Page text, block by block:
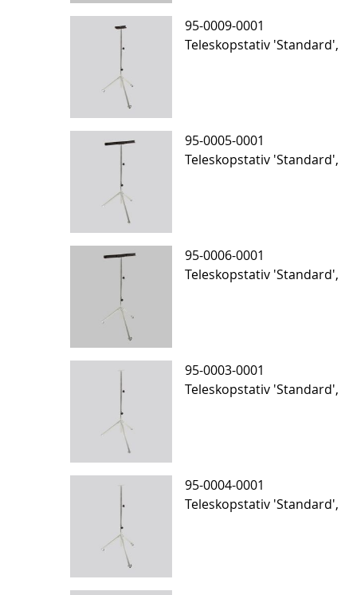
95-0009-0001
Teleskopstativ
95-0005-0001
Teleskopstativ
95-0006-0001
Teleskopstativ
95-0003-0001
Teleskopstativ
95-0004-0001
Teleskopstativ